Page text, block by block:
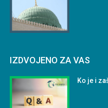
IZDVOJENO ZA VAS
Ko je i